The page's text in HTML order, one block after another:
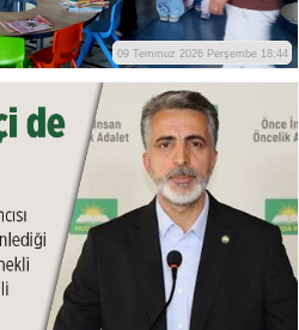
09 Temmuz 2026 Perşembe 18:44